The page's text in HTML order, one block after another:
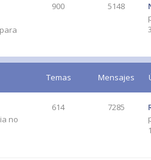
900 5148
Temas Mensajes
no
614 7285